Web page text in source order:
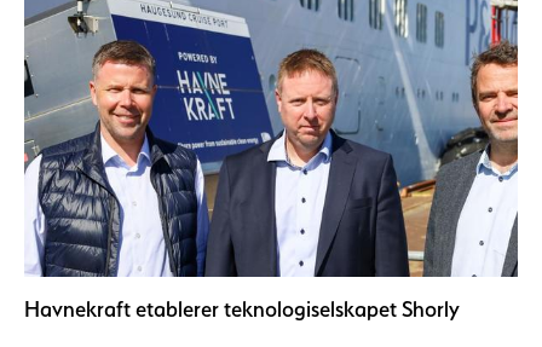
Havnekraft etablerer teknologiselskapet Shorly